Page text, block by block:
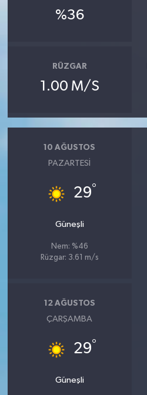
%36
RÜZGAR
1.00 M/S
10 AĞUSTOS
PAZARTESI
29°
Güneşli
Nem: %46
Rüzgar: 3.61 m/s
12 AĞUSTOS
ÇARŞAMBA
29°
Güneşli